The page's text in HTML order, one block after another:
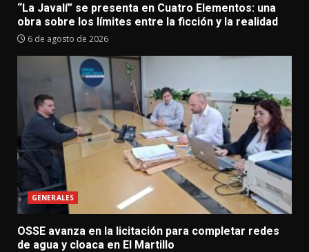
“La Javalí” se presenta en Cuatro Elementos: una
obra sobre los límites entre la ficción y la realidad
6 de agosto de 2026
GENERALES
OSSE avanza en la licitación para completar redes
de agua y cloaca en El Martillo